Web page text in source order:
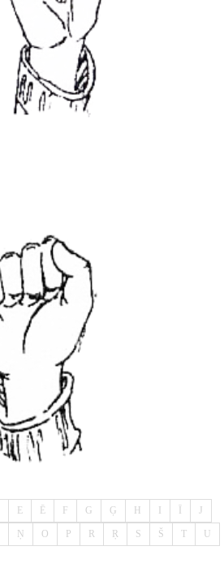
E Ē F G Ģ H I Ī J
Ņ O P R Ŗ S Š T U